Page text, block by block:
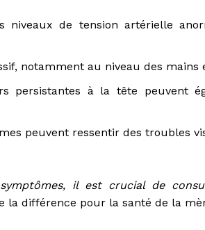
niveaux de tension artérielle
notamment au niveau des mains
persistantes à la tête peuvent
peuvent ressentir des troubles
il est crucial de
la différence pour la santé de la